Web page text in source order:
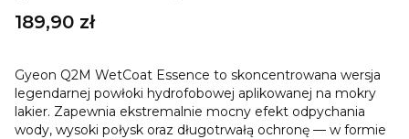
Cena
189,90 zł
Gyeon Q2M WetCoat Essence to skoncentrowana wersja
legendarnej powłoki hydrofobowej aplikowanej na mokry
lakier. Zapewnia ekstremalnie mocny efekt odpychania
wody, wysoki połysk oraz długotrwałą ochronę — w formie